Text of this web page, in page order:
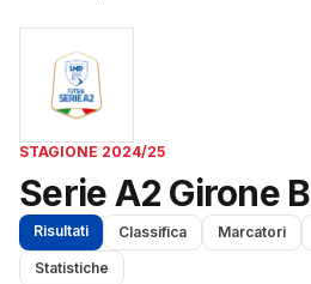
STAGIONE 2024/25
Serie A2 Girone B
Risultati Classifica Marcatori
Statistiche